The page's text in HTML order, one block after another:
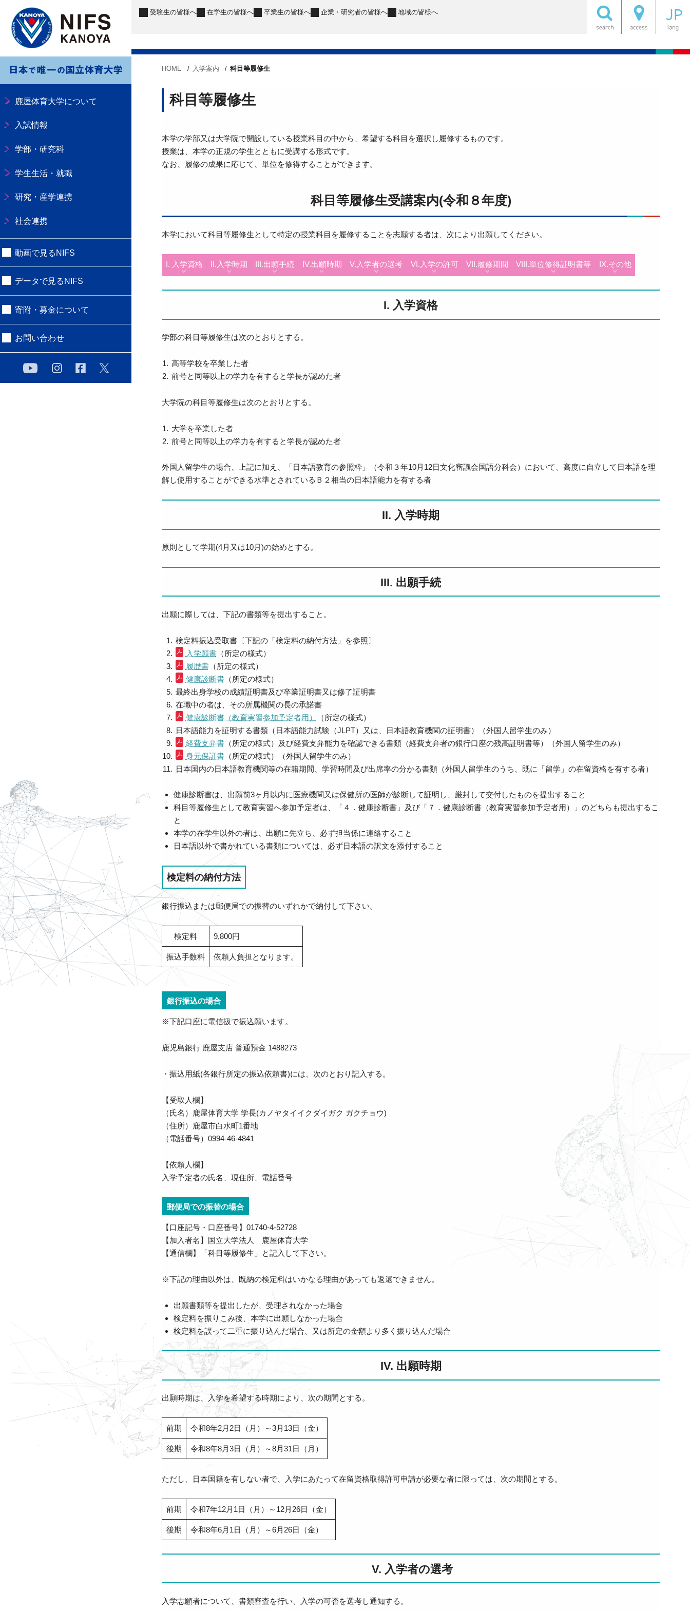
鹿屋体育大学について
入試情報
学部・研究科
学生生活・就職
研究・産学連携
社会連携
動画で見るNIFS
データで見るNIFS
寄附・募金について
お問い合わせ
受験生の皆様へ 在学生の皆様へ 卒業生の皆様へ 企業・研究者の皆様へ 地域の皆様へ
HOME 入学案内 科目等履修生
科目等履修生
本学の学部又は大学院で開設している授業科目の中から、希望する科目を選択し履修するものです。
授業は、本学の正規の学生とともに受講する形式です。
なお、履修の成果に応じて、単位を修得することができます。
科目等履修生受講案内(令和８年度)
本学において科目等履修生として特定の授業科目を履修することを志願する者は、次により出願してください。
I. 入学資格 II.入学時期 III.出願手続 IV.出願時期 V.入学者の選考 VI.入学の許可 VII.履修期間 VIII.単位修得証明書等 IX.その他
I. 入学資格
学部の科目等履修生は次のとおりとする。
高等学校を卒業した者
前号と同等以上の学力を有すると学長が認めた者
大学院の科目等履修生は次のとおりとする。
大学を卒業した者
前号と同等以上の学力を有すると学長が認めた者
外国人留学生の場合、上記に加え、「日本語教育の参照枠」（令和３年10月12日文化審議会国語分科会）において、高度に自立して日本語を理
解し使用することができる水準とされているＢ２相当の日本語能力を有する者
II. 入学時期
原則として学期(4月又は10月)の始めとする。
III. 出願手続
出願に際しては、下記の書類等を提出すること。
検定料振込受取書〔下記の「検定料の納付方法」を参照〕
入学願書（所定の様式）
履歴書（所定の様式）
健康診断書（所定の様式）
最終出身学校の成績証明書及び卒業証明書又は修了証明書
在職中の者は、その所属機関の長の承諾書
健康診断書（教育実習参加予定者用）
（所定の様式）
日本語能力を証明する書類（日本語能力試験（JLPT）又は、日本語教育機関の証明書）（外国人留学生のみ）
経費支弁書（所定の様式）及び経費支弁能力を確認できる書類（経費支弁者の銀行口座の残高証明書等）（外国人留学生のみ）
身元保証書（所定の様式）（外国人留学生のみ）
日本国内の日本語教育機関等の在籍期間、学習時間及び出席率の分かる書類（外国人留学生のうち、既に「留学」の在留資格を有する者）
健康診断書は、出願前3ヶ月以内に医療機関又は保健所の医師が診断して証明し、厳封して交付したものを提出すること
科目等履修生として教育実習へ参加予定者は、「４．健康診断書」及び「７．健康診断書（教育実習参加予定者用）」のどちらも提出するこ
と
本学の在学生以外の者は、出願に先立ち、必ず担当係に連絡すること
日本語以外で書かれている書類については、必ず日本語の訳文を添付すること
検定料の納付方法
銀行振込または郵便局での振替のいずれかで納付して下さい。
検定料 9,800円
振込手数料 依頼人負担となります。
銀行振込の場合
※下記口座に電信扱で振込願います。
鹿児島銀行 鹿屋支店 普通預金 1488273
・振込用紙(各銀行所定の振込依頼書)には、次のとおり記入する。
【受取人欄】
（氏名）鹿屋体育大学 学長(カノヤタイイクダイガク ガクチョウ)
（住所）鹿屋市白水町1番地
（電話番号）0994-46-4841
【依頼人欄】
入学予定者の氏名、現住所、電話番号
郵便局での振替の場合
【口座記号・口座番号】01740-4-52728
【加入者名】国立大学法人 鹿屋体育大学
【通信欄】「科目等履修生」と記入して下さい。
※下記の理由以外は、既納の検定料はいかなる理由があっても返還できません。
出願書類等を提出したが、受理されなかった場合
検定料を振りこみ後、本学に出願しなかった場合
検定料を誤って二重に振り込んだ場合、又は所定の金額より多く振り込んだ場合
IV. 出願時期
出願時期は、入学を希望する時期により、次の期間とする。
前期 令和8年2月2日（月）～3月13日（金）
後期 令和8年8月3日（月）～8月31日（月）
ただし、日本国籍を有しない者で、入学にあたって在留資格取得許可申請が必要な者に限っては、次の期間とする。
前期 令和7年12月1日（月）～12月26日（金）
後期 令和8年6月1日（月）～6月26日（金）
V. 入学者の選考
入学志願者について、書類審査を行い、入学の可否を選考し通知する。